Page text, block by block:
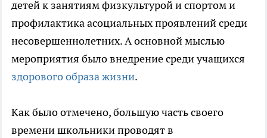
детей к занятиям физкультурой и спортом и
профилактика асоциальных проявлений среди
несовершеннолетних. А основной мыслью
мероприятия было внедрение среди учащихся
здорового образа жизни.
Как было отмечено, большую часть своего
времени школьники проводят в